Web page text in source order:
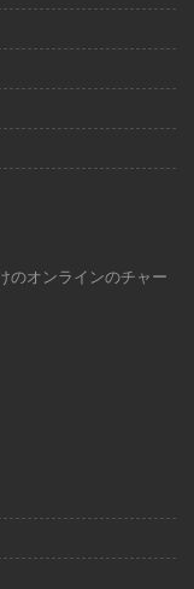
のオンラインのチャー